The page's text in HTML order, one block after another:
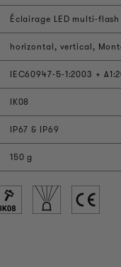
Éclairage LED multi-flash
horizontal, vertical,
IEC60947-5-1:2003 +
IK08
IP67 & IP69
150 g